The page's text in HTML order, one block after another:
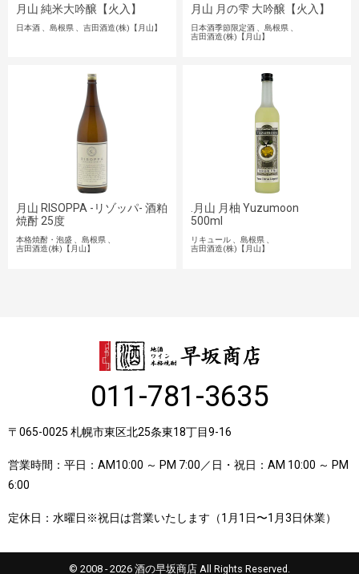
月山 純米大吟醸【火入】
日本酒 島根県 吉田酒造(株)【月山】
月山 月の雫 大吟醸【火入】
日本酒季節限定酒
島根県
吉田酒造(株)【月山】
月山 RISOPPA -リゾッパ- 酒粕
焼酎 25度
本格焼酎・泡盛
島根県
吉田酒造(株)【月山】
.月山 月柚 Yuzumoon
500ml
リキュール
島根県
吉田酒造(株)【月山】
011-781-3635
〒065-0025 札幌市東区北25条東18丁目9-16
営業時間：平日：AM10:00 ～ PM 7:00／日・祝日：AM 10:00 ～ PM
6:00
定休日：水曜日※祝日は営業いたします（1月1日〜1月3日休業）
© 2008 - 2026 酒の早坂商店 All Rights Reserved.